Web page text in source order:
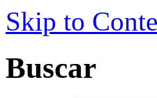
Skip to
Buscar